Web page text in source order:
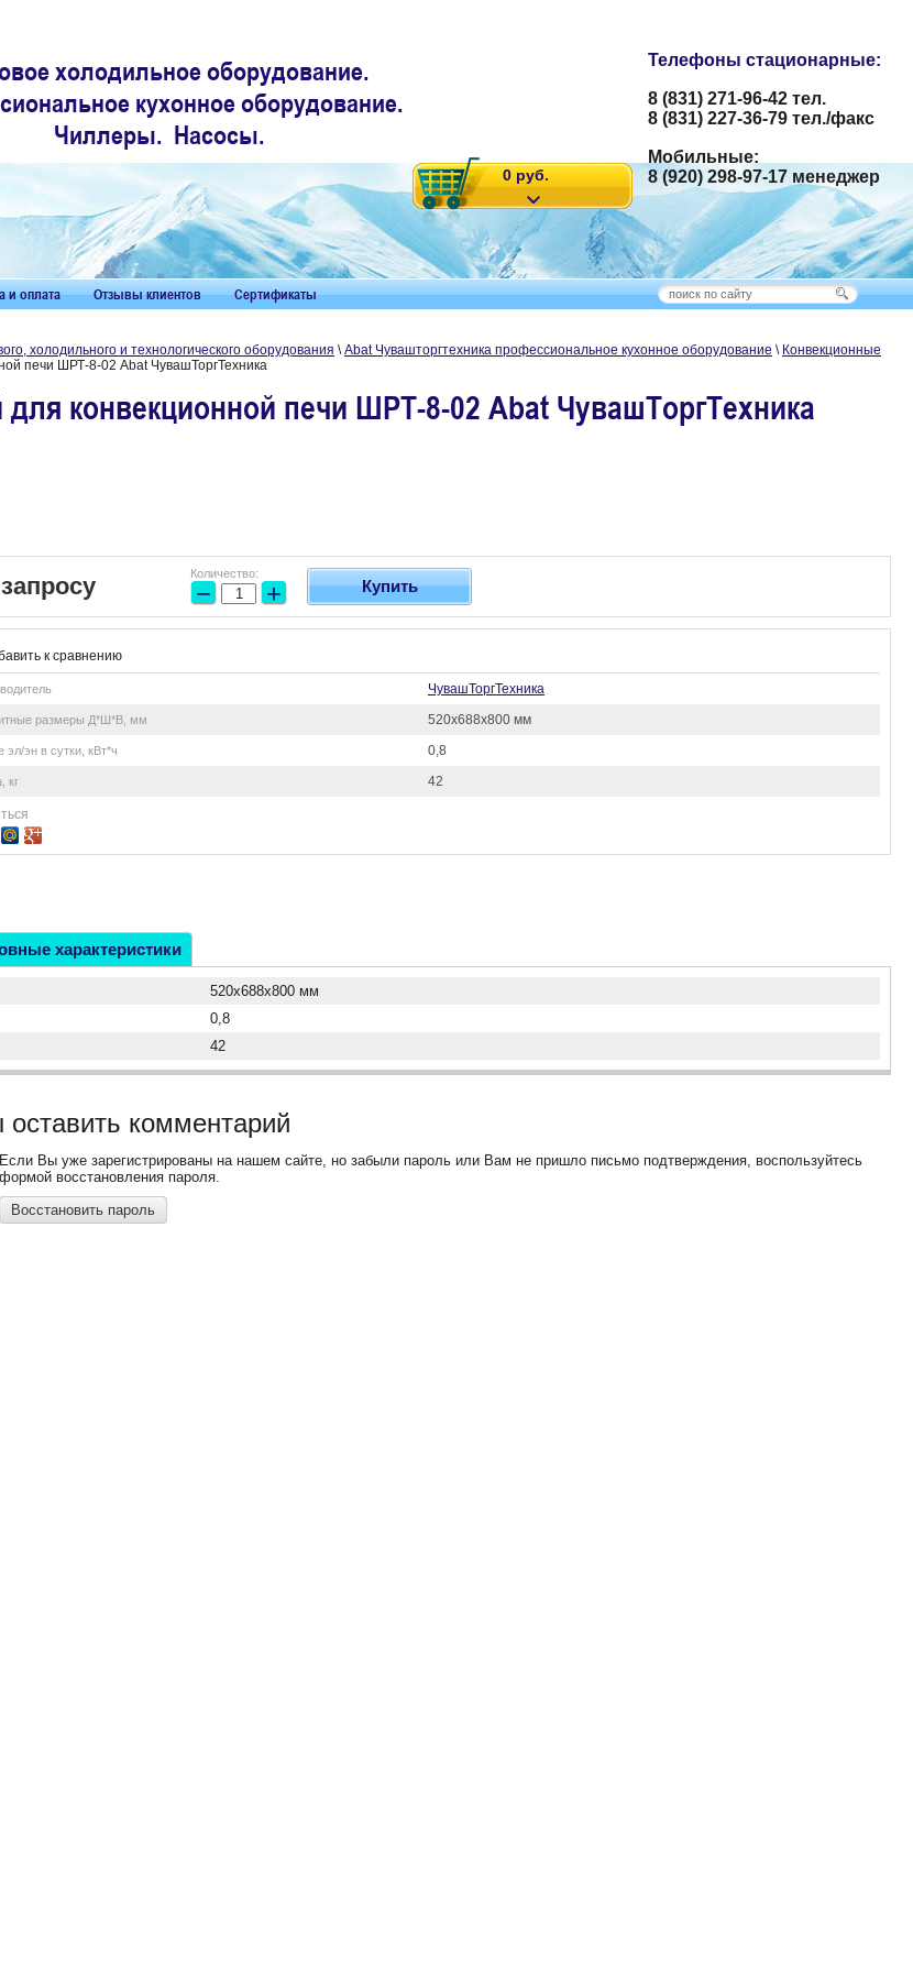
и оплата Отзывы клиентов Сертификаты
холодильное оборудование.
кухонное оборудование.
Чиллеры. Насосы.
Телефоны стационарные:
8 (831) 271-96-42 тел.
8 (831) 227-36-79 тел./факс
Мобильные:
8 (920) 298-97-17 менеджер
0 руб.
холодильного и технологического оборудования \Abat Чувашторгтехника профессиональное кухонное оборудование \ Конвекционные
печи ШРТ-8-02 Abat ЧувашТоргТехника
конвекционной печи ШРТ-8-02 Abat ЧувашТоргТехника
Количество:
− + Купить
к сравнению
ЧувашТоргТехника
размеры Д*Ш*В, мм 520х688x800 мм
эл/эн в сутки, кВт*ч 0,8
кг 42
характеристики
520х688x800 мм
0,8
42
оставить комментарий
Если Вы уже зарегистрированы на нашем сайте, но забыли пароль или Вам не пришло письмо подтверждения, воспользуйтесь
формой восстановления пароля.
Восстановить пароль